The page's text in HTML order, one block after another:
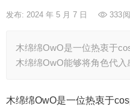
发布: 2024 年 5 月 7 日 333
木绵绵OwO是一位热衷于
木绵绵OwO能够将角色代
木绵绵OwO是一位热衷于